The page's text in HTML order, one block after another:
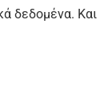
δεδομένα. Και